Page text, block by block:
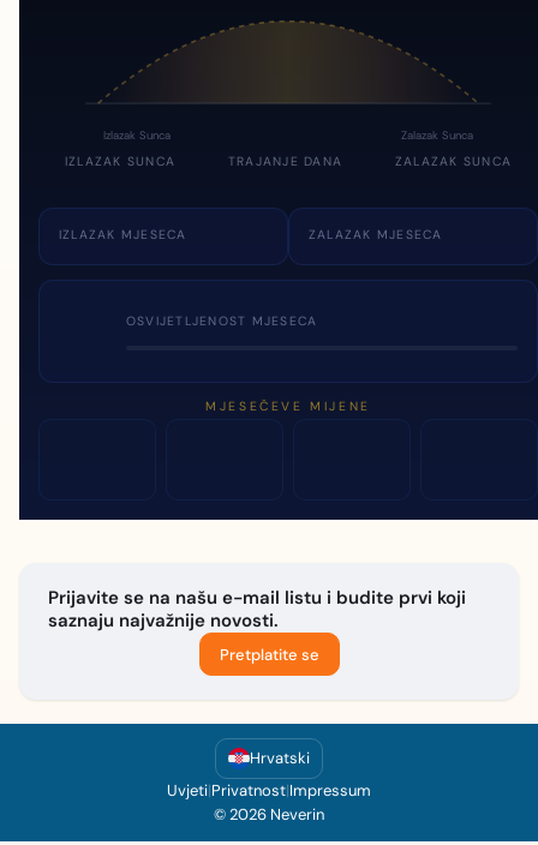
Izlazak Sunca Zalazak Sunca
IZLAZAK SUNCA TRAJANJE DANA ZALAZAK SUNCA
IZLAZAK MJESECA ZALAZAK MJESECA
OSVIJETLJENOST MJESECA
MJESEČEVE MIJENE
Prijavite se na našu e-mail listu i budite prvi koji
saznaju najvažnije novosti.
Pretplatite se
Hrvatski
Uvjeti|Privatnost|Impressum
© 2026 Neverin